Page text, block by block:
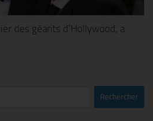
des géants d’Hollywood, a